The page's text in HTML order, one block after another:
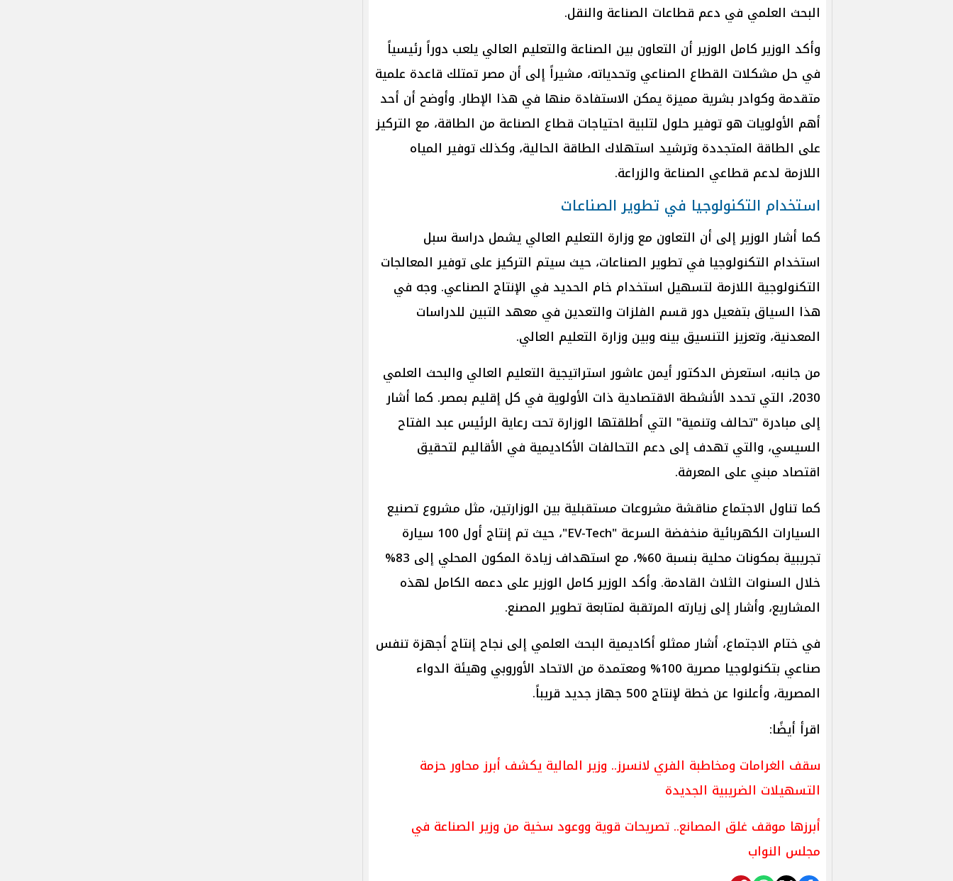
البحث العلمي في دعم قطاعات الصناعة والنقل.
وأكد الوزير كامل الوزير أن التعاون بين الصناعة والتعليم العالي يلعب دوراً رئيسياً
في حل مشكلات القطاع الصناعي وتحدياته، مشيراً إلى أن مصر تمتلك قاعدة علمية
متقدمة وكوادر بشرية مميزة يمكن الاستفادة منها في هذا الإطار. وأوضح أن أحد
أهم الأولويات هو توفير حلول لتلبية احتياجات قطاع الصناعة من الطاقة، مع التركيز
على الطاقة المتجددة وترشيد استهلاك الطاقة الحالية، وكذلك توفير المياه
اللازمة لدعم قطاعي الصناعة والزراعة.
استخدام التكنولوجيا في تطوير الصناعات
كما أشار الوزير إلى أن التعاون مع وزارة التعليم العالي يشمل دراسة سبل
استخدام التكنولوجيا في تطوير الصناعات، حيث سيتم التركيز على توفير المعالجات
التكنولوجية اللازمة لتسهيل استخدام خام الحديد في الإنتاج الصناعي. وجه في
هذا السياق بتفعيل دور قسم الفلزات والتعدين في معهد التبين للدراسات
المعدنية، وتعزيز التنسيق بينه وبين وزارة التعليم العالي.
من جانبه، استعرض الدكتور أيمن عاشور استراتيجية التعليم العالي والبحث العلمي
2030، التي تحدد الأنشطة الاقتصادية ذات الأولوية في كل إقليم بمصر. كما أشار
إلى مبادرة "تحالف وتنمية" التي أطلقتها الوزارة تحت رعاية الرئيس عبد الفتاح
السيسي، والتي تهدف إلى دعم التحالفات الأكاديمية في الأقاليم لتحقيق
اقتصاد مبني على المعرفة.
كما تناول الاجتماع مناقشة مشروعات مستقبلية بين الوزارتين، مثل مشروع تصنيع
السيارات الكهربائية منخفضة السرعة "EV-Tech"، حيث تم إنتاج أول 100 سيارة
تجريبية بمكونات محلية بنسبة 60%، مع استهداف زيادة المكون المحلي إلى 83%
خلال السنوات الثلاث القادمة. وأكد الوزير كامل الوزير على دعمه الكامل لهذه
المشاريع، وأشار إلى زيارته المرتقبة لمتابعة تطوير المصنع.
في ختام الاجتماع، أشار ممثلو أكاديمية البحث العلمي إلى نجاح إنتاج أجهزة تنفس
صناعي بتكنولوجيا مصرية 100% ومعتمدة من الاتحاد الأوروبي وهيئة الدواء
المصرية، وأعلنوا عن خطة لإنتاج 500 جهاز جديد قريباً.
اقرأ أيضًا:
سقف الغرامات ومخاطبة الفري لانسرز.. وزير المالية يكشف أبرز محاور حزمة
التسهيلات الضريبية الجديدة
أبرزها موقف غلق المصانع.. تصريحات قوية ووعود سخية من وزير الصناعة في
مجلس النواب